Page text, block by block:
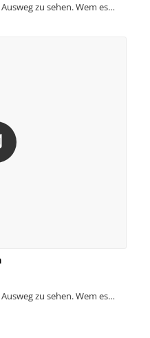
zu sehen. Wem es…
zu sehen. Wem es…